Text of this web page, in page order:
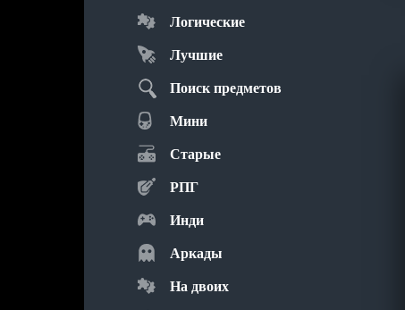
Логические
Лучшие
Поиск предметов
Мини
Старые
РПГ
Инди
Аркады
На двоих